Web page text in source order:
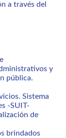
a través del
y
pública.
Sistema
-SUIT-
de
brindados